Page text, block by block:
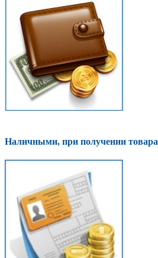
Наличными, при получении товара